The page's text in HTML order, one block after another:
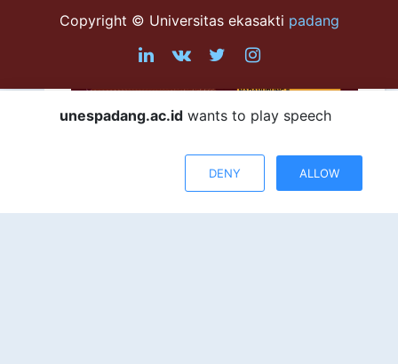
Copyright © Universitas ekasakti padang
unespadang.ac.id wants to play speech
DENY ALLOW